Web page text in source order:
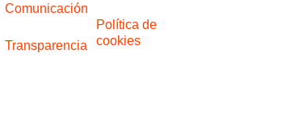
Comunicación
Transparencia
Política de
cookies